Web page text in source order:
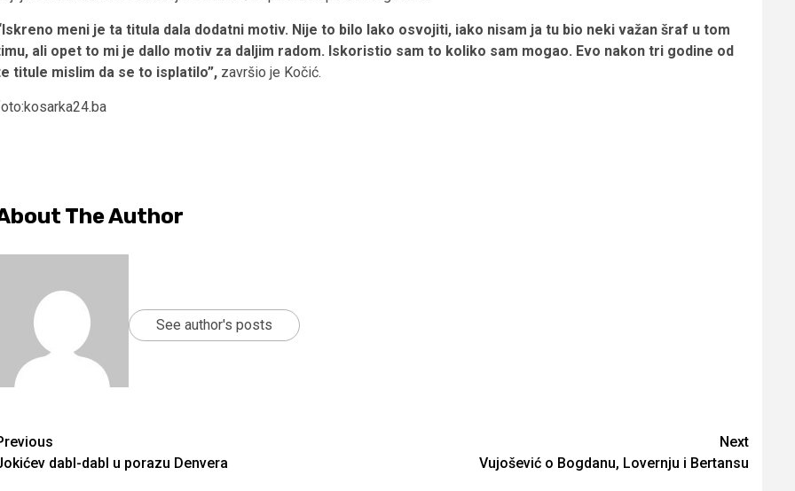
meni je ta titula dala dodatni motiv. Nije to bilo lako osvojiti, iako nisam ja tu bio neki važan šraf u tom
ali opet to mi je dallo motiv za daljim radom. Iskoristio sam to koliko sam mogao. Evo nakon tri godine od
titule mislim da se to isplatilo”, završio je Kočić.
The Author
See author's posts
dabl-dabl u porazu Denvera
Next
Vujošević o Bogdanu, Lovernju i Bertansu